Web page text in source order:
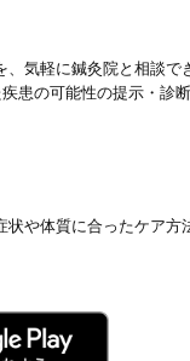
気軽に鍼灸院と相談で
患の可能性の提示・診
や体質に合ったケア方